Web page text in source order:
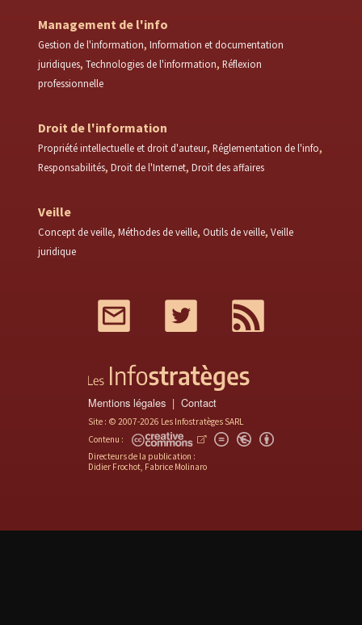
Management de l'info
Gestion de l'information Information et documentation
juridiques Technologies de l'information Réflexion
professionnelle
Droit de l'information
Propriété intellectuelle et droit d'auteur Réglementation de l'info
Responsabilités Droit de l'Internet Droit des affaires
Veille
Concept de veille Méthodes de veille Outils de veille Veille
juridique
Twitter
Mentions légales Contact
Site : © 2007-2026 Les Infostratèges SARL
Contenu :
Directeurs de la publication :
Didier Frochot, Fabrice Molinaro